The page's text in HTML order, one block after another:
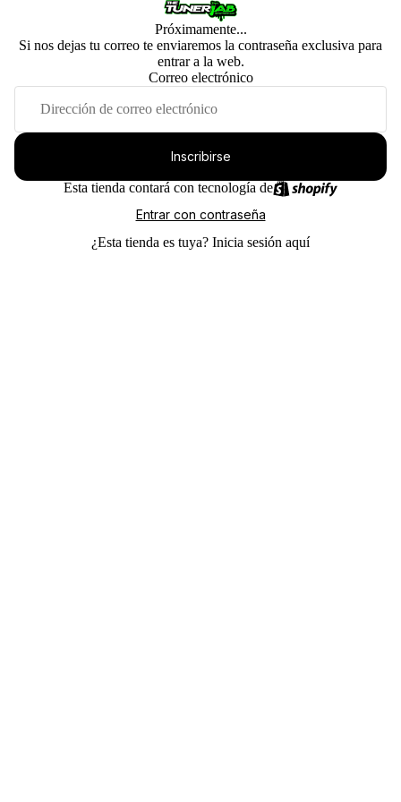
Próximamente...
Si nos dejas tu correo te enviaremos la contraseña exclusiva para
entrar a la web.
Correo electrónico
Inscribirse
Esta tienda contará con tecnología de
Entrar con contraseña
¿Esta tienda es tuya? Inicia sesión aquí